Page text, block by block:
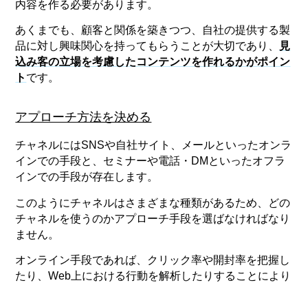
内容を作る必要があります。
あくまでも、顧客と関係を築きつつ、自社の提供する製
品に対し興味関心を持ってもらうことが大切であり、
見
込み客の立場を考慮したコンテンツを作れるかがポイン
ト です。
アプローチ方法を決める
チャネルにはSNSや自社サイト、メールといったオンラ
インでの手段と、セミナーや電話・DMといったオフラ
インでの手段が存在します。
このようにチャネルはさまざまな種類があるため、どの
チャネルを使うのかアプローチ手段を選ばなければなり
ません。
オンライン手段であれば、クリック率や開封率を把握し
たり、Web上における行動を解析したりすることにより